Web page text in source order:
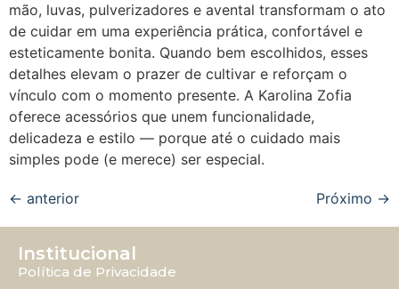
mão, luvas, pulverizadores e avental transformam o ato
de cuidar em uma experiência prática, confortável e
esteticamente bonita. Quando bem escolhidos, esses
detalhes elevam o prazer de cultivar e reforçam o
vínculo com o momento presente. A Karolina Zofia
oferece acessórios que unem funcionalidade,
delicadeza e estilo — porque até o cuidado mais
simples pode (e merece) ser especial.
← anterior Próximo →
Institucional
Política de Privacidade